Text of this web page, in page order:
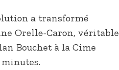
a transformé
Orelle-Caron, véritable
Bouchet à la Cime
minutes.